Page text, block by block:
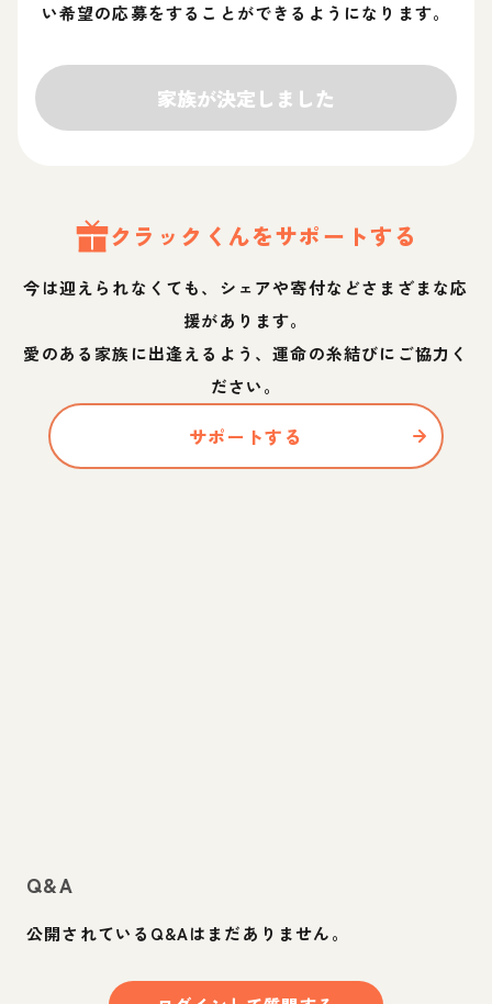
い希望の応募をすることができるようになります。
家族が決定しました
クラック くんをサポートする
今は迎えられなくても、シェアや寄付などさまざまな応
援があります。
愛のある家族に出逢えるよう、運命の糸結びにご協力く
ださい。
サポートする
Q&A
公開されているQ&Aはまだありません。